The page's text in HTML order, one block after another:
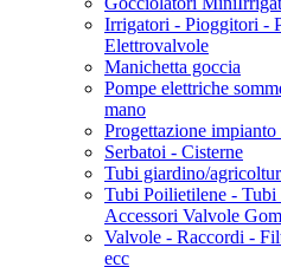
Irrigatori - Pioggitori -
Elettrovalvole
Manichetta goccia
Pompe elettriche
mano
Progettazione
Serbatoi - Cisterne
Tubi giardino/
Tubi Poilietilene -
Accessori Valvole
Valvole - Raccordi -
ecc